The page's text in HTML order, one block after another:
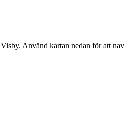
Visby. Använd kartan nedan för att